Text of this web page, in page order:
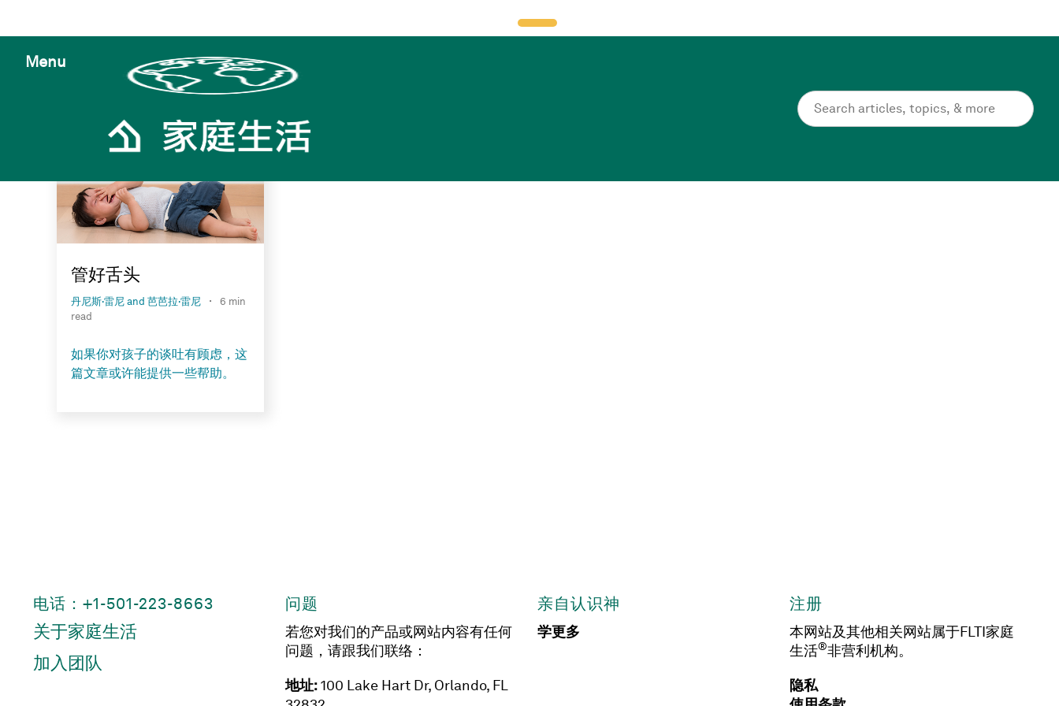
Menu
管好舌头
丹尼斯·雷尼 and 芭芭拉·雷尼 ·
6 min
read
如果你对孩子的谈吐有顾虑，这
篇文章或许能提供一些帮助。
电话：+1-501-223-8663
关于家庭生活
加入团队
问题
若您对我们的产品或网站内容有任何
问题，请跟我们联络：
地址:100 Lake Hart Dr, Orlando, FL
亲自认识神
学更多
注册
本网站及其他相关网站属于FLTI家庭
生活®非营利机构。
隐私